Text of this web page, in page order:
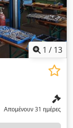
1 / 13
Απομένουν 31 ημέρες